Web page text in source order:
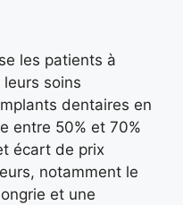
les patients à
soins
dentaires en
entre 50% et 70%
écart de prix
notamment le
et une